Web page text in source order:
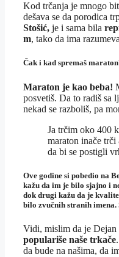
Kod trčanja je mnogo
dešava se da porodica
Stošić, je i sama bila
m, tako da ima
Čak i kad spremaš
Maraton je kao beba!
posvetiš. Da to radiš sa
nekad se razboliš, pa
Ja trčim oko 400
maraton inače
da bi se postigli
Ove godine si pobedio na
kažu da im je bilo sjajno i
dok drugi kažu da je
bilo zvučnih stranih imena.
Vidi, mislim da je
populariše naše trkače
da bude na našima, da